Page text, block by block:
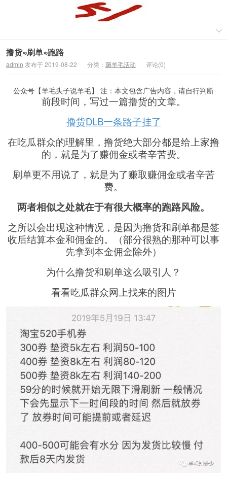
撸货≈刷单≈跑路
admin 发布于 2019-08-22 分类： 薅羊毛活动 评论(0)
公众号【羊毛头子说羊毛】 注：本文包含广告内容，请自行判断
前段时间，写过一篇撸货的文章。
撸货DLB一条路子挂了
在吃瓜群众的理解里，撸货绝大部分都是给上家撸
的，就是为了赚佣金或者辛苦费。
刷单更不用说了，就是为了赚取赚佣金或者辛苦
费。
两者相似之处就在于有很大概率的跑路风险。
之所以会出现这种情况，是因为撸货和刷单都是签
收后结算本金和佣金的。（部分很熟的那种可以事
先拿到本金佣金除外）
为什么撸货和刷单这么吸引人？
看看吃瓜群众网上找来的图片